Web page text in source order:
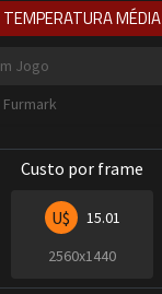
TEMPERATURA MÉDIA
Jogo
Furmark
Custo por frame
U$
15.01
2560x1440